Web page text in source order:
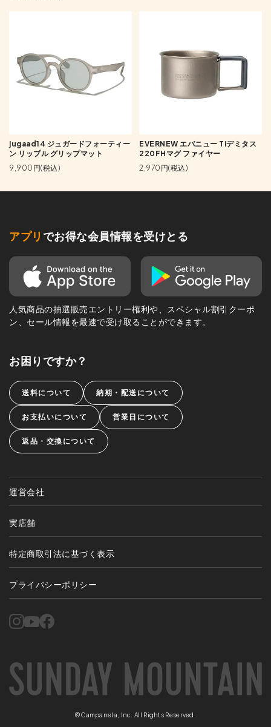
jugaad14 ジュガードフォーティー
ン リップル グリップマット
9,900円(税込)
EVERNEW エバニュー Tiデミタス
220FHマグ ファイヤー
2,970円(税込)
アプリ でお得な会員情報を受けとる
人気商品の抽選販売エントリー権利や、スペシャル割引クーポ
ン、セール情報を最速で受け取ることができます。
お困りですか？
送料について 納期・配送について
お支払いについて 営業日について
返品・交換について
運営会社
実店舗
特定商取引法に基づく表示
プライバシーポリシー
©Campanela, Inc. All Rights Reserved.